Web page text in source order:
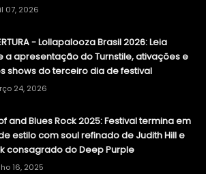
07, 2026
- Lollapalooza Brasil 2026: Leia
a apresentação do Turnstile, ativações e
shows do terceiro dia de festival
24, 2026
and Blues Rock 2025: Festival termina em
estilo com soul refinado de Judith Hill e
consagrado do Deep Purple
16, 2025